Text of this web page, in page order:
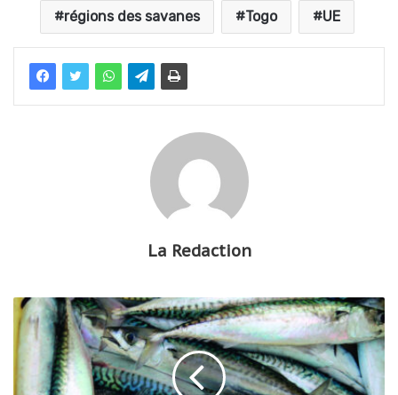
régions des savanes Togo UE
La Redaction